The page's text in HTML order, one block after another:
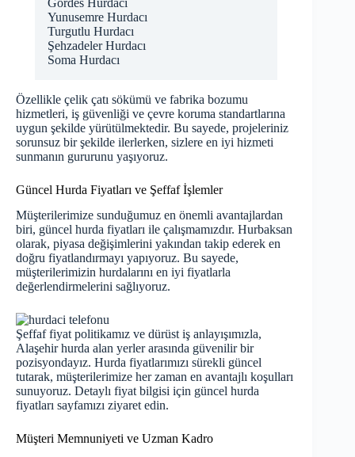
Yunusemre Hurdacı
Turgutlu Hurdacı
Şehzadeler Hurdacı
Soma Hurdacı
Özellikle çelik çatı sökümü ve fabrika bozumu
hizmetleri, iş güvenliği ve çevre koruma standartlarına
uygun şekilde yürütülmektedir. Bu sayede, projeleriniz
sorunsuz bir şekilde ilerlerken, sizlere en iyi hizmeti
sunmanın gururunu yaşıyoruz.
Güncel Hurda Fiyatları ve Şeffaf İşlemler
Müşterilerimize sunduğumuz en önemli avantajlardan
biri, güncel hurda fiyatları ile çalışmamızdır. Hurbaksan
olarak, piyasa değişimlerini yakından takip ederek en
doğru fiyatlandırmayı yapıyoruz. Bu sayede,
müşterilerimizin hurdalarını en iyi fiyatlarla
değerlendirmelerini sağlıyoruz.
Şeffaf fiyat politikamız ve dürüst iş anlayışımızla,
Alaşehir hurda alan yerler arasında güvenilir bir
pozisyondayız. Hurda fiyatlarımızı sürekli güncel
tutarak, müşterilerimize her zaman en avantajlı koşulları
sunuyoruz. Detaylı fiyat bilgisi için güncel hurda
fiyatları sayfamızı ziyaret edin.
Müşteri Memnuniyeti ve Uzman Kadro